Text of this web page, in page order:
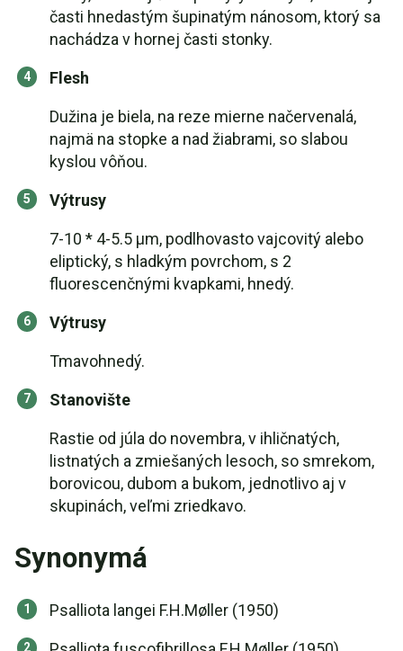
časti hnedastým šupinatým nánosom, ktorý sa
nachádza v hornej časti stonky.
Flesh
Dužina je biela, na reze mierne načervenalá,
najmä na stopke a nad žiabrami, so slabou
kyslou vôňou.
Výtrusy
7-10 * 4-5.5 μm, podlhovasto vajcovitý alebo
eliptický, s hladkým povrchom, s 2
fluorescenčnými kvapkami, hnedý.
Výtrusy
Tmavohnedý.
Stanovište
Rastie od júla do novembra, v ihličnatých,
listnatých a zmiešaných lesoch, so smrekom,
borovicou, dubom a bukom, jednotlivo aj v
skupinách, veľmi zriedkavo.
Synonymá
Psalliota langei F.H.Møller (1950)